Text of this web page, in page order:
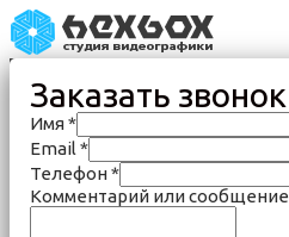
Заказать звонок
Имя*
Email *
Телефон*
Комментарий или сообщение